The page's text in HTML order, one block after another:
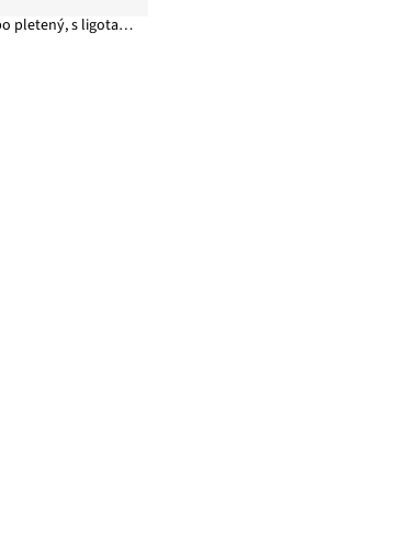
Pulóver, hrubo pletený, s ligotavým vláknom